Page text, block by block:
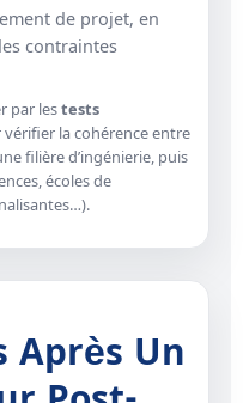
de projet, en
contraintes
par lestests
vérifier la cohérence entre
filière d’ingénierie, puis
écoles de
Après Un